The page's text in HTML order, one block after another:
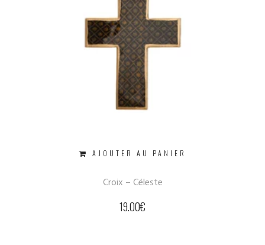
AJOUTER AU PANIER
Croix – Céleste
19.00€